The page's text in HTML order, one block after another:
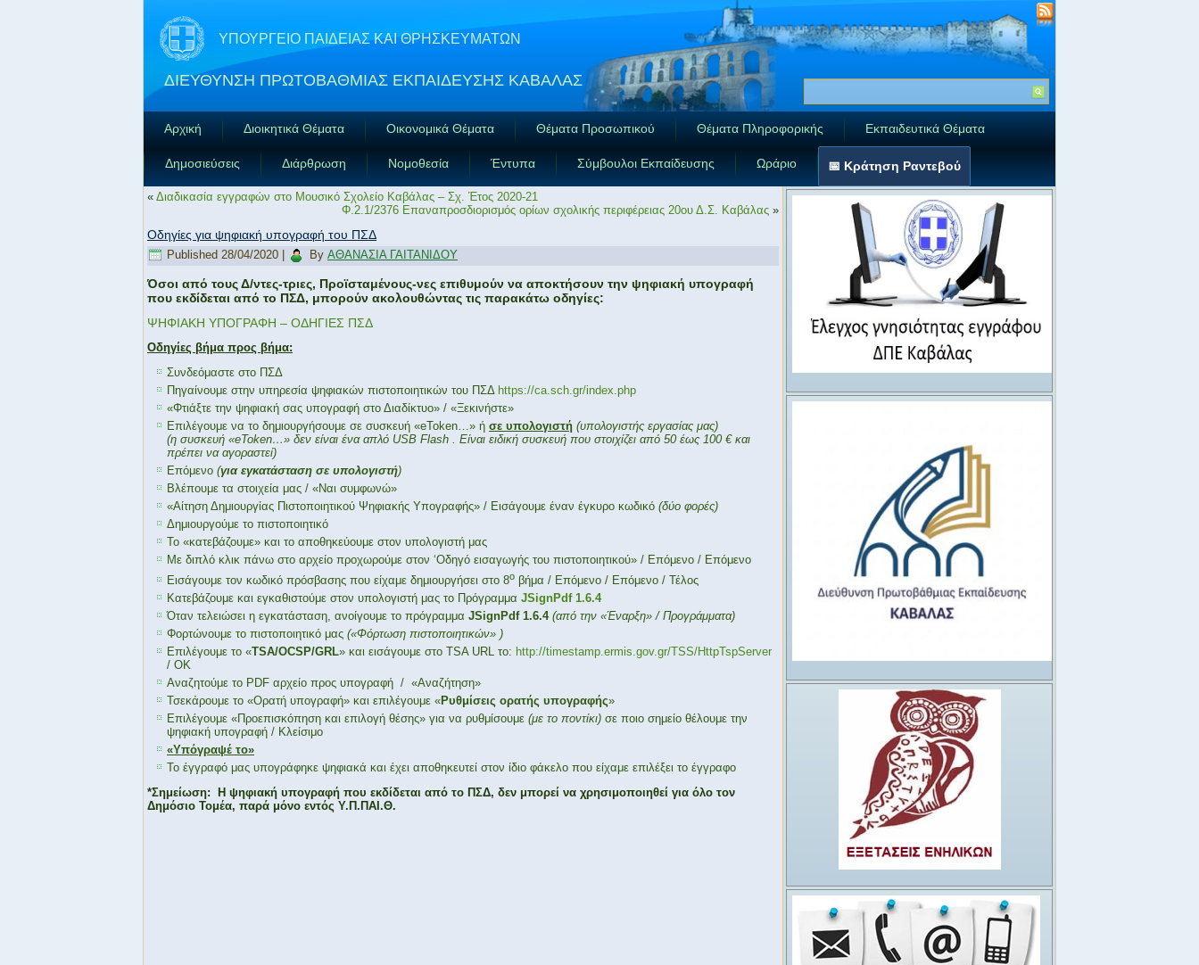
ΔΙΕΥΘΥΝΣΗ ΠΡΩΤΟΒΑΘΜΙΑΣ ΕΚΠΑΙΔΕΥΣΗΣ ΚΑΒΑΛΑΣ
ΥΠΟΥΡΓΕΙΟ ΠΑΙΔΕΙΑΣ ΚΑΙ ΘΡΗΣΚΕΥΜΑΤΩΝ
Αρχική Διοικητικά Θέματα Οικονομικά Θέματα Θέματα Προσωπικού Θέματα Πληροφορικής Εκπαιδευτικά Θέματα
Δημοσιεύσεις Διάρθρωση Νομοθεσία Έντυπα Σύμβουλοι Εκπαίδευσης Ωράριο 📅 Κράτηση Ραντεβού
« Διαδικασία εγγραφών στο Μουσικό Σχολείο Καβάλας – Σχ. Έτος 2020-21
Φ.2.1/2376 Επαναπροσδιορισμός ορίων σχολικής περιφέρειας 20ου Δ.Σ. Καβάλας »
Οδηγίες για ψηφιακή υπογραφή του ΠΣΔ
Published 28/04/2020 By ΑΘΑΝΑΣΙΑ ΓΑΙΤΑΝΙΔΟΥ
Όσοι από τους Δ/ντες-τριες, Προϊσταμένους-νες επιθυμούν να αποκτήσουν την ψηφιακή υπογραφή
που εκδίδεται από το ΠΣΔ, μπορούν ακολουθώντας τις παρακάτω οδηγίες:
ΨΗΦΙΑΚΗ ΥΠΟΓΡΑΦΗ – ΟΔΗΓΙΕΣ ΠΣΔ
Οδηγίες βήμα προς βήμα:
Συνδεόμαστε στο ΠΣΔ
Πηγαίνουμε στην υπηρεσία ψηφιακών πιστοποιητικών του ΠΣΔ https://ca.sch.gr/index.php
«Φτιάξτε την ψηφιακή σας υπογραφή στο Διαδίκτυο» / «Ξεκινήστε»
Επιλέγουμε να το δημιουργήσουμε σε συσκευή «eToken…» ή σε υπολογιστή (υπολογιστής εργασίας μας)
(η συσκευή «eToken…» δεν είναι ένα απλό USB Flash . Είναι ειδική συσκευή που στοιχίζει από 50 έως 100 € και
πρέπει να αγοραστεί)
Επόμενο (για εγκατάσταση σε υπολογιστή)
Βλέπουμε τα στοιχεία μας / «Ναι συμφωνώ»
«Αίτηση Δημιουργίας Πιστοποιητικού Ψηφιακής Υπογραφής» / Εισάγουμε έναν έγκυρο κωδικό (δύο φορές)
Δημιουργούμε το πιστοποιητικό
Το «κατεβάζουμε» και το αποθηκεύουμε στον υπολογιστή μας
Με διπλό κλικ πάνω στο αρχείο προχωρούμε στον ‘Οδηγό εισαγωγής του πιστοποιητικού» / Επόμενο / Επόμενο
Εισάγουμε τον κωδικό πρόσβασης που είχαμε δημιουργήσει στο 8ο βήμα / Επόμενο / Επόμενο / Τέλος
Κατεβάζουμε και εγκαθιστούμε στον υπολογιστή μας το Πρόγραμμα JSignPdf 1.6.4
Όταν τελειώσει η εγκατάσταση, ανοίγουμε το πρόγραμμα JSignPdf 1.6.4 (από την «Έναρξη» / Προγράμματα)
Φορτώνουμε το πιστοποιητικό μας («Φόρτωση πιστοποιητικών» )
Επιλέγουμε το «TSA/OCSP/GRL» και εισάγουμε στο TSA URL το: http://timestamp.ermis.gov.gr/TSS/HttpTspServer
/ ΟΚ
Αναζητούμε το PDF αρχείο προς υπογραφή / «Αναζήτηση»
Τσεκάρουμε το «Ορατή υπογραφή» και επιλέγουμε «Ρυθμίσεις ορατής υπογραφής»
Επιλέγουμε «Προεπισκόπηση και επιλογή θέσης» για να ρυθμίσουμε (με το ποντίκι) σε ποιο σημείο θέλουμε την
ψηφιακή υπογραφή / Κλείσιμο
«Υπόγραψέ το»
Το έγγραφό μας υπογράφηκε ψηφιακά και έχει αποθηκευτεί στον ίδιο φάκελο που είχαμε επιλέξει το έγγραφο
*Σημείωση: Η ψηφιακή υπογραφή που εκδίδεται από το ΠΣΔ, δεν μπορεί να χρησιμοποιηθεί για όλο τον
Δημόσιο Τομέα, παρά μόνο εντός Υ.Π.ΠΑΙ.Θ.